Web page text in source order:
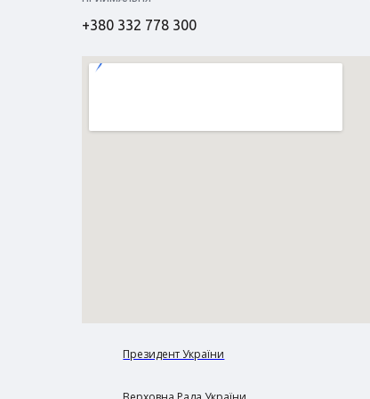
+380 332 778 300
Президент України